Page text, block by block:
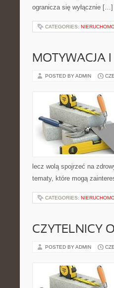
ogranicza się wyłącznie […]
CATEGORIES:
MOTYWACJA
POSTED BY ADMIN
lecz wolą spojrzeć na
tematy, które mogą
CATEGORIES:
CZYTELNICY
POSTED BY ADMIN